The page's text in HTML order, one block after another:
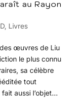
au Rayon
, Livres
œuvres de Liu
le plus connu
sa célèbre
tout
aussi l’objet...